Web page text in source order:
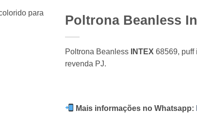
Poltrona Beanless
Poltrona Beanless INTEX 68569, puff
revenda PJ.
Mais informações no Whatsapp: